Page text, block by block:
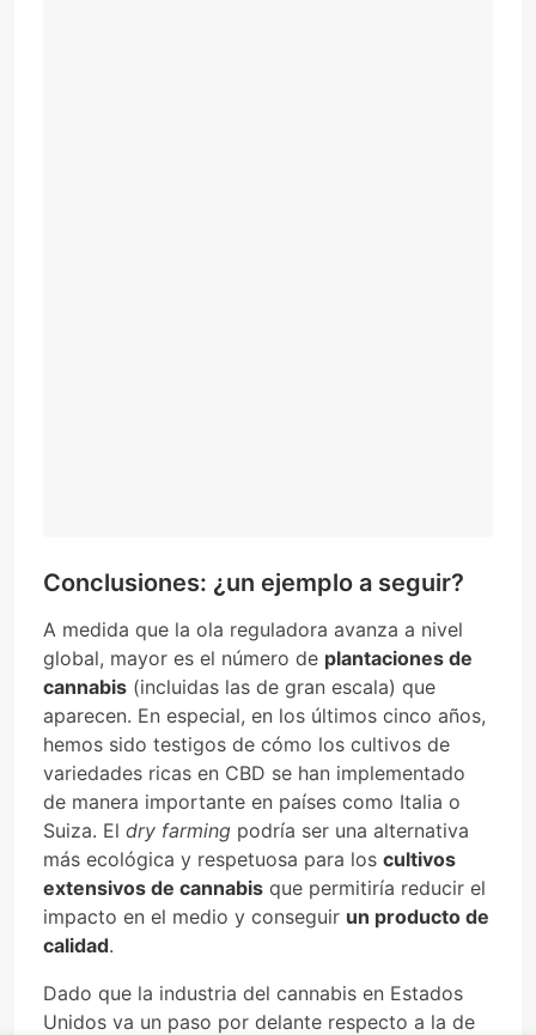
Conclusiones: ¿un ejemplo a seguir?
A medida que la ola reguladora avanza a nivel
global, mayor es el número de plantaciones de
cannabis (incluidas las de gran escala) que
aparecen. En especial, en los últimos cinco años,
hemos sido testigos de cómo los cultivos de
variedades ricas en CBD se han implementado
de manera importante en países como Italia o
Suiza. El dry farming podría ser una alternativa
más ecológica y respetuosa para los cultivos
extensivos de cannabis que permitiría reducir el
impacto en el medio y conseguir un producto de
calidad.
Dado que la industria del cannabis en Estados
Unidos va un paso por delante respecto a la de